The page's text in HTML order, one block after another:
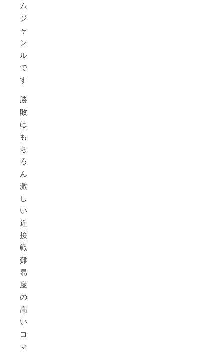
ム
ジ
ャ
ン
ル
で
す。
勝
敗
は
も
ち
ろ
ん、
激
し
い
近
接
戦、
難
易
度
の
高
い
コ
マ